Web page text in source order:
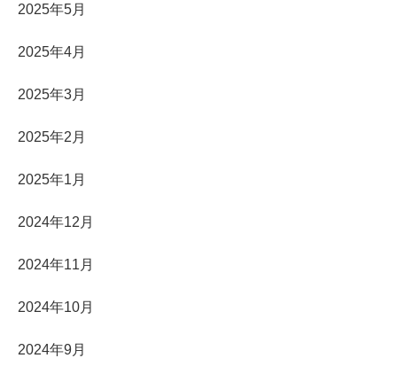
2025年5月
2025年4月
2025年3月
2025年2月
2025年1月
2024年12月
2024年11月
2024年10月
2024年9月